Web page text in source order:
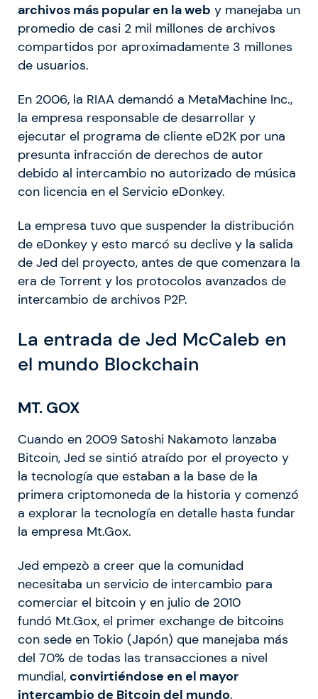
archivos más popular en la web y manejaba un
promedio de casi 2 mil millones de archivos
compartidos por aproximadamente 3 millones
de usuarios.
En 2006, la RIAA demandó a MetaMachine Inc.,
la empresa responsable de desarrollar y
ejecutar el programa de cliente eD2K por una
presunta infracción de derechos de autor
debido al intercambio no autorizado de música
con licencia en el Servicio eDonkey.
La empresa tuvo que suspender la distribución
de eDonkey y esto marcó su declive y la salida
de Jed del proyecto, antes de que comenzara la
era de Torrent y los protocolos avanzados de
intercambio de archivos P2P.
La entrada de Jed McCaleb en
el mundo Blockchain
MT. GOX
Cuando en 2009 Satoshi Nakamoto lanzaba
Bitcoin, Jed se sintió atraído por el proyecto y
la tecnología que estaban a la base de la
primera criptomoneda de la historia y comenzó
a explorar la tecnología en detalle hasta fundar
la empresa Mt.Gox.
Jed empezò a creer que la comunidad
necesitaba un servicio de intercambio para
comerciar el bitcoin y en julio de 2010
fundó Mt.Gox, el primer exchange de bitcoins
con sede en Tokio (Japón) que manejaba más
del 70% de todas las transacciones a nivel
mundial, convirtiéndose en el mayor
intercambio de Bitcoin del mundo.